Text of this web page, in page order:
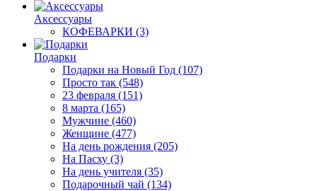
Аксессуары
КОФЕВАРКИ (3)
Подарки
Подарки на Новый Год (107)
Просто так (548)
23 февраля (151)
8 марта (165)
Мужчине (460)
Женщине (477)
На день рождения (205)
На Пасху (3)
На день учителя (35)
Подарочный чай (134)